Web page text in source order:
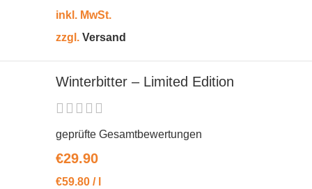
inkl. MwSt.
zzgl. Versand
Winterbitter – Limited Edition
geprüfte Gesamtbewertungen
€29.90
€59.80 /